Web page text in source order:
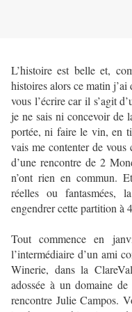
L’histoire est belle et,
histoires alors ce matin j’ai
vous l’écrire car il s’agit
je ne sais ni concevoir de
portée, ni faire le vin, en
vais me contenter de vous
d’une rencontre de 2
n’ont rien en commun.
réelles ou fantasmées,
engendrer cette partition à
Tout commence en
l’intermédiaire d’un ami
Winerie, dans la
adossée à un domaine
rencontre Julie Campos.